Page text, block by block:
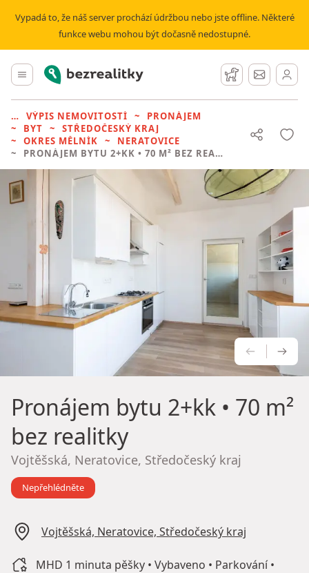
Vypadá to, že náš server prochází údržbou nebo jste offline. Některé
funkce webu mohou být dočasně nedostupné.
Hlavní menu
Bezrealitky Hlídací pes
Zprávy
VÝPIS NEMOVITOSTÍ
PRONÁJEM
BYT
STŘEDOČESKÝ KRAJ
OKRES MĚLNÍK
NERATOVICE
PRONÁJEM BYTU 2+KK • 70 M² BEZ REALITKY
Pronájem bytu 2+kk • 70 m²
bez realitky
Vojtěšská, Neratovice, Středočeský kraj
Nepřehlédněte
Vojtěšská, Neratovice, Středočeský kraj
MHD 1 minuta pěšky • Vybaveno • Parkování •